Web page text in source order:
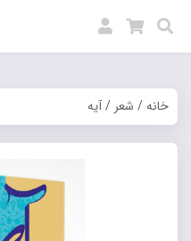
خانه/ شعر / آیه